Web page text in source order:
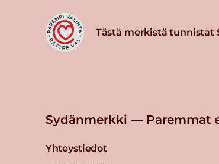
Tästä merkistä tunnistat
Sydänmerkki — Paremmat
Yhteystiedot